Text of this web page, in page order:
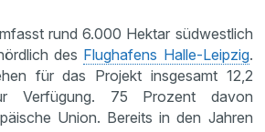
rund 6.000 Hektar südwestlich
des Flughafens Halle-Leipzig.
für das Projekt insgesamt 12,2
Verfügung. 75 Prozent davon
Union. Bereits in den Jahren